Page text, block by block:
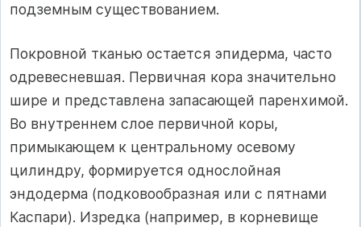
подземным существованием.
Покровной тканью остается эпидерма, часто
одревесневшая. Первичная кора значительно
шире и представлена запасающей паренхимой.
Во внутреннем слое первичной коры,
примыкающем к центральному осевому
цилиндру, формируется однослойная
эндодерма (подковообразная или с пятнами
Каспари). Изредка (например, в корневище